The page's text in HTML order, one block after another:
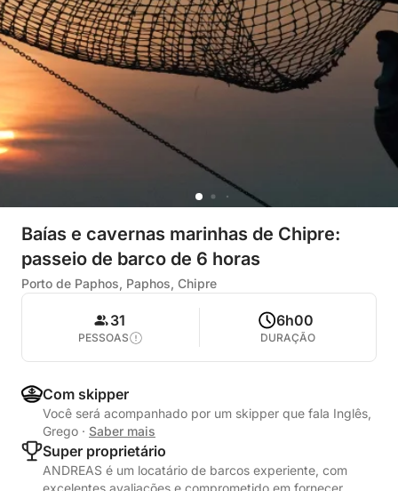
Baías e cavernas marinhas de Chipre:
passeio de barco de 6 horas
Porto de Paphos, Paphos, Chipre
31
PESSOAS
6h00
DURAÇÃO
Com skipper
Você será acompanhado por um skipper que fala Inglês,
Grego · Saber mais
Super proprietário
ANDREAS é um locatário de barcos experiente, com
excelentes avaliações e comprometido em fornecer